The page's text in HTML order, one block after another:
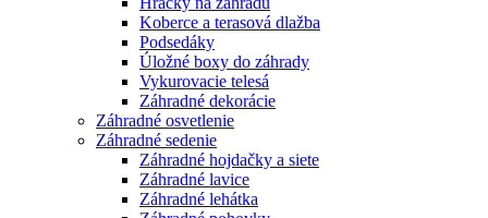
Koberce a terasová dlažba
Podsedáky
Úložné boxy do záhrady
Vykurovacie telesá
Záhradné dekorácie
Záhradné osvetlenie
Záhradné sedenie
Záhradné hojdačky a siete
Záhradné lavice
Záhradné lehátka